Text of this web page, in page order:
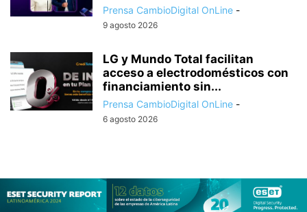
Prensa CambioDigital OnLine -
9 agosto 2026
LG y Mundo Total facilitan
acceso a electrodomésticos con
financiamiento sin...
Prensa CambioDigital OnLine -
6 agosto 2026